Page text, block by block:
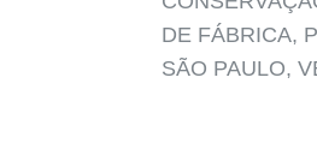
DE FÁBRICA,
SÃO PAULO,